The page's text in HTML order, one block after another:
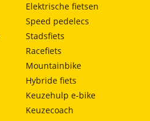
Elektrische fietsen
Speed pedelecs
Stadsfiets
Racefiets
Mountainbike
Hybride fiets
Keuzehulp e-bike
Keuzecoach